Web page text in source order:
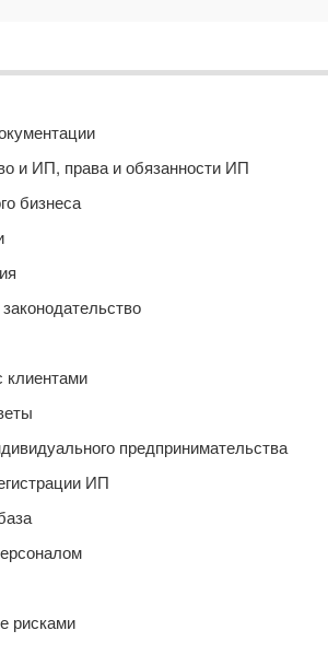
и ИП, права и обязанности ИП
бизнеса
предпринимательства
ИП
рисками